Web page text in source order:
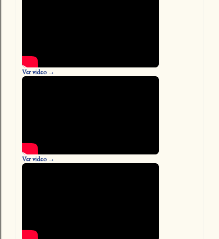
Ver video →
Ver video →